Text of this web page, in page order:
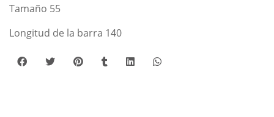
Tamaño 55
Longitud de la barra 140